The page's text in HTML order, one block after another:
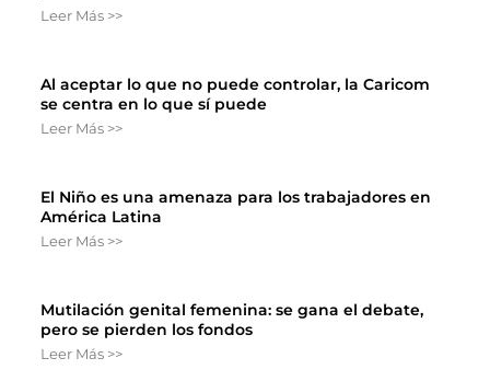
Leer Más >>
Al aceptar lo que no puede controlar, la Caricom
se centra en lo que sí puede
Leer Más >>
El Niño es una amenaza para los trabajadores en
América Latina
Leer Más >>
Mutilación genital femenina: se gana el debate,
pero se pierden los fondos
Leer Más >>